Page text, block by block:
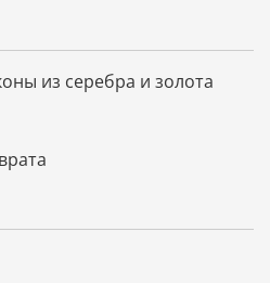
ухода
специальными средствами.
Достаточно просто
тканью и беречь от
красотой и
из серебра и золота